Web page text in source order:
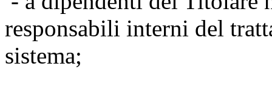
responsabili interni del
sistema;